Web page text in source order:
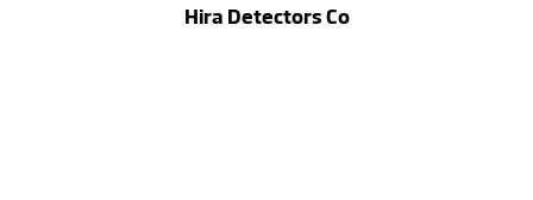
Hira Detectors Co